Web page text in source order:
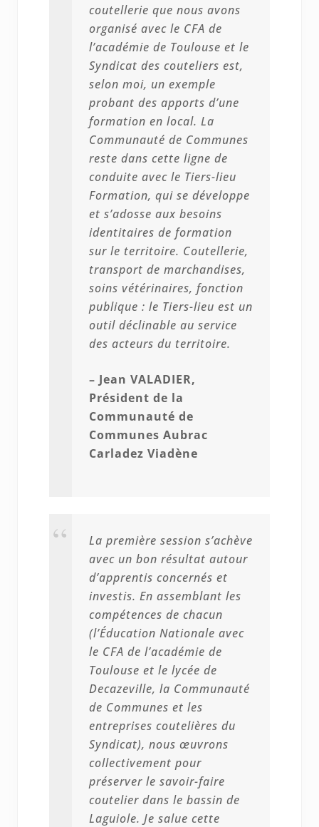
coutellerie que nous avons
organisé avec le CFA de
l’académie de Toulouse et le
Syndicat des couteliers est,
selon moi, un exemple
probant des apports d’une
formation en local. La
Communauté de Communes
reste dans cette ligne de
conduite avec le Tiers-lieu
Formation, qui se développe
et s’adosse aux besoins
identitaires de formation
sur le territoire. Coutellerie,
transport de marchandises,
soins vétérinaires, fonction
publique : le Tiers-lieu est un
outil déclinable au service
des acteurs du territoire.
– Jean VALADIER,
Président de la
Communauté de
Communes Aubrac
Carladez Viadène
La première session s’achève
avec un bon résultat autour
d’apprentis concernés et
investis. En assemblant les
compétences de chacun
(l’Éducation Nationale avec
le CFA de l’académie de
Toulouse et le lycée de
Decazeville, la Communauté
de Communes et les
entreprises coutelières du
Syndicat), nous œuvrons
collectivement pour
préserver le savoir-faire
coutelier dans le bassin de
Laguiole. Je salue cette